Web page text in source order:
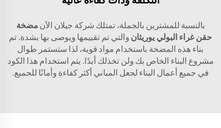
بالنسبة للمشترين بالجملة، تمتلك شركة جيلان الآنمضخة
حقن غراء البولي يوريثان والتي تم تقييمها ويوصى بها بشدة. تم
بناء هذه المضخة باستخدام مواد قوية، لذا ستستمر طوال
مشروع البناء الخاص بك ولن تخذلك أبدًا. يتم استخدام هذا الكود
في جميع أعمال البناء لجعل المباني أكثر كفاءة وأمانًا للجميع.